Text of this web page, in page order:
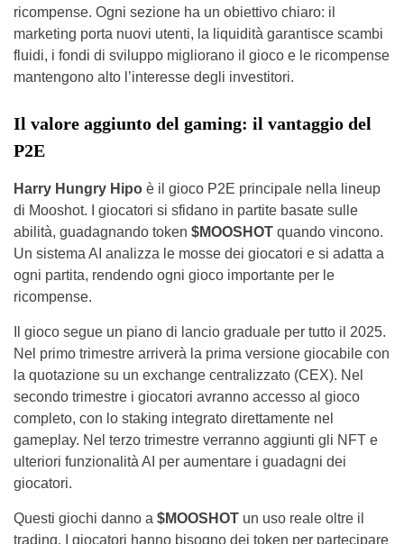
ricompense. Ogni sezione ha un obiettivo chiaro: il
marketing porta nuovi utenti, la liquidità garantisce scambi
fluidi, i fondi di sviluppo migliorano il gioco e le ricompense
mantengono alto l’interesse degli investitori.
Il valore aggiunto del gaming: il vantaggio del
P2E
Harry Hungry Hipo è il gioco P2E principale nella lineup
di Mooshot. I giocatori si sfidano in partite basate sulle
abilità, guadagnando token $MOOSHOT quando vincono.
Un sistema AI analizza le mosse dei giocatori e si adatta a
ogni partita, rendendo ogni gioco importante per le
ricompense.
Il gioco segue un piano di lancio graduale per tutto il 2025.
Nel primo trimestre arriverà la prima versione giocabile con
la quotazione su un exchange centralizzato (CEX). Nel
secondo trimestre i giocatori avranno accesso al gioco
completo, con lo staking integrato direttamente nel
gameplay. Nel terzo trimestre verranno aggiunti gli NFT e
ulteriori funzionalità AI per aumentare i guadagni dei
giocatori.
Questi giochi danno a $MOOSHOT un uso reale oltre il
trading. I giocatori hanno bisogno dei token per partecipare